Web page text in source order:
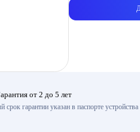
от 2 до 5 лет
срок гарантии указан в паспорте устройства